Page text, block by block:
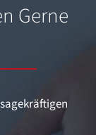
Gerne